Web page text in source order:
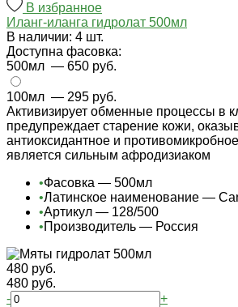
В избранное
Иланг-иланга гидролат 500мл
В наличии: 4 шт.
Доступна фасовка:
500мл — 650 руб.
100мл — 295 руб.
Активизирует обменные процессы в
предупреждает старение кожи,
антиоксидантное и
является сильным афродизиаком
•Фасовка — 500мл
•Латинское наименование —
•Артикул — 128/500
•Производитель — Россия
480 руб.
480 руб.
-
+